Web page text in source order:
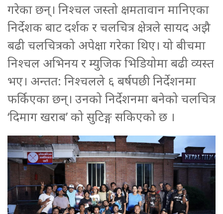
गरेका छन्। निश्चल जस्तो क्षमतावान मानिएका
निर्देशक बाट दर्शक र चलचित्र क्षेत्रले सायद अझै
बढी चलचित्रको अपेक्षा गरेका थिए। यो बीचमा
निश्चल अभिनय र म्युजिक भिडियोमा बढी व्यस्त
भए। अन्तत: निश्चलले ६ बर्षपछी निर्देशनमा
फर्किएका छन्। उनको निर्देशनमा बनेको चलचित्र
‘दिमाग खराब’ को सुटिङ्ग सकिएको छ ।